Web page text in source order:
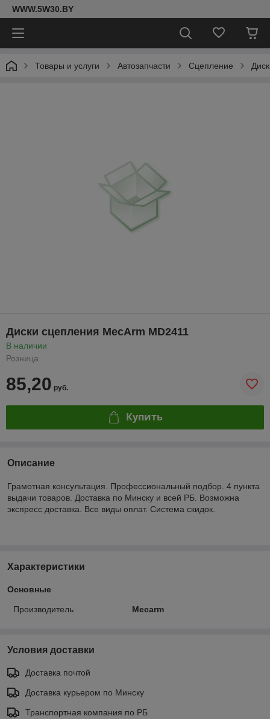
WWW.5W30.BY
Товары и услуги Автозапчасти Сцепление
Диски сцепления MecArm MD2411
В наличии
Розница
85,20 руб.
Купить
Описание
Грамотная консультация. Профессиональный подбор. 4 пункта
выдачи товаров. Доставка по Минску и всей РБ. Возможна
экспресс доставка. Все виды оплат. Система скидок.
Характеристики
Основные
Производитель Mecarm
Условия доставки
Доставка почтой
Доставка курьером по Минску
Транспортная компания по РБ